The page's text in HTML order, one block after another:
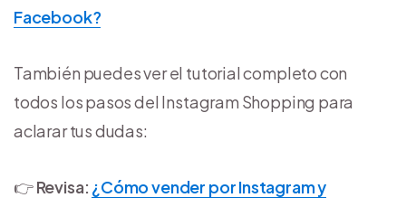
Facebook?
También puedes ver el tutorial completo con
todos los pasos del Instagram Shopping para
aclarar tus dudas:
👉Revisa: ¿Cómo vender por Instagram y